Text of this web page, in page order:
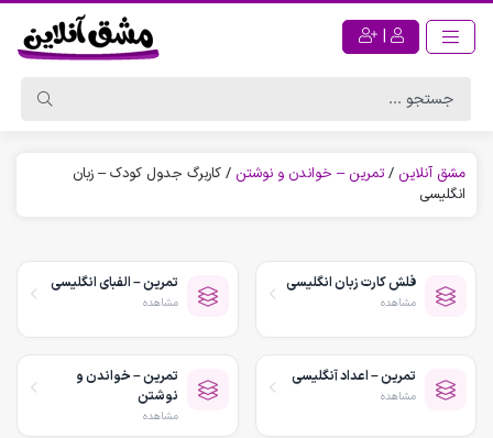
|
مشق آنلاین /تمرین – خواندن و نوشتن / کاربرگ جدول کودک – زبان
انگلیسی
فلش کارت زبان انگلیسی
مشاهده
تمرین – الفبای انگلیسی
مشاهده
تمرین – اعداد آنگلیسی
مشاهده
تمرین – خواندن و
نوشتن
مشاهده